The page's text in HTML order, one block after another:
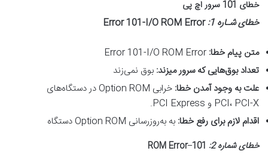
خطای 101 سرور اچ پی
خطای شـاره 1 :
Error 101-I/O ROM Error
متن پیام خطا:
تعداد بوق‌هایی که سرور میزند: بوق نمی‌زند
علت به وجود آمدن خطا:
خرابی Option ROM در دستگاه‌های
PCI، PCI-X و PCI Express.
اقدام لازم برای رفع خطا: به به‌روزرسانی Option ROM دستگاه
خطای شماره 2 :
–
ROM Error